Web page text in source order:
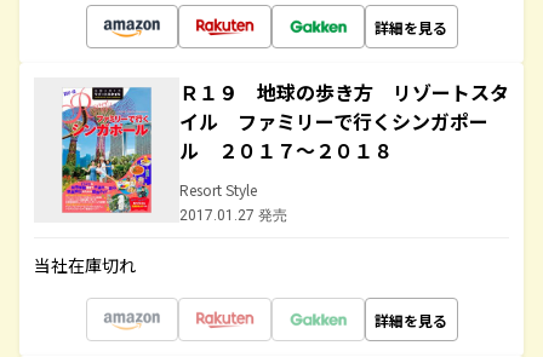
詳細を見る
Ｒ１９ 地球の歩き方 リゾートスタ
イル ファミリーで行くシンガポー
ル ２０１７～２０１８
Resort Style
2017.01.27 発売
当社在庫切れ
詳細を見る